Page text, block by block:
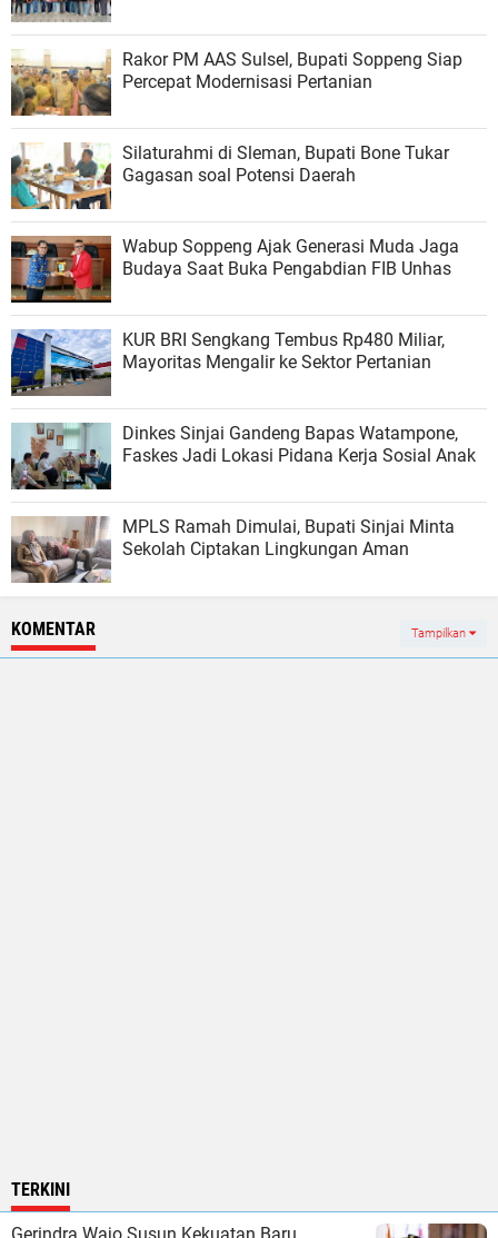
Rakor PM AAS Sulsel, Bupati Soppeng Siap
Percepat Modernisasi Pertanian
Silaturahmi di Sleman, Bupati Bone Tukar
Gagasan soal Potensi Daerah
Wabup Soppeng Ajak Generasi Muda Jaga
Budaya Saat Buka Pengabdian FIB Unhas
KUR BRI Sengkang Tembus Rp480 Miliar,
Mayoritas Mengalir ke Sektor Pertanian
Dinkes Sinjai Gandeng Bapas Watampone,
Faskes Jadi Lokasi Pidana Kerja Sosial Anak
MPLS Ramah Dimulai, Bupati Sinjai Minta
Sekolah Ciptakan Lingkungan Aman
KOMENTAR Tampilkan
TERKINI